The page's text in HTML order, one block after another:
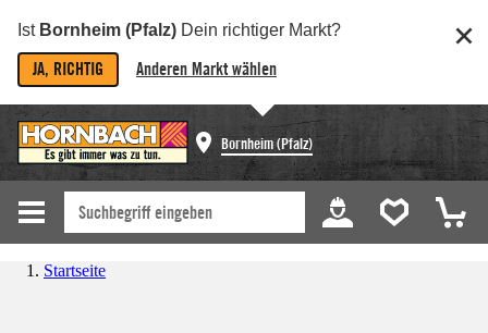
Ist Bornheim (Pfalz) Dein richtiger Markt?
JA, RICHTIG Anderen Markt wählen
Bornheim (Pfalz)
Startseite